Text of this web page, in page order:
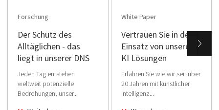
Forschung
Der Schutz des
Alltäglichen - das
liegt in unserer DNS
Jeden Tag entstehen
weltweit potenzielle
Bedrohungen; unser...
White Paper
Vertrauen Sie in den
Einsatz von unseren
KI Lösungen
Erfahren Sie wie wir seit über
20 Jahren mit künstlicher
Intelligenz...